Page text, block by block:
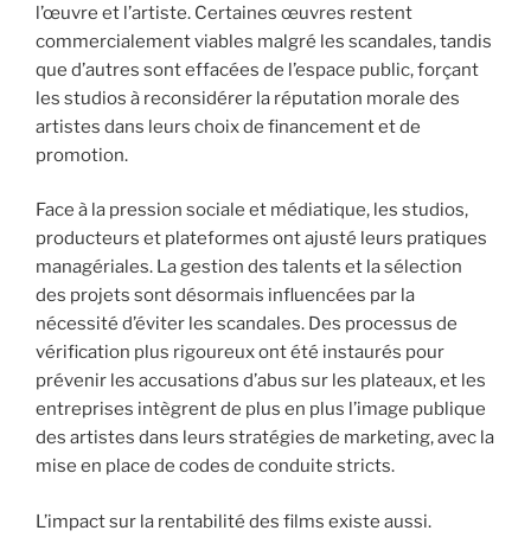
l’œuvre et l’artiste. Certaines œuvres restent
commercialement viables malgré les scandales, tandis
que d’autres sont effacées de l’espace public, forçant
les studios à reconsidérer la réputation morale des
artistes dans leurs choix de financement et de
promotion.
Face à la pression sociale et médiatique, les studios,
producteurs et plateformes ont ajusté leurs pratiques
managériales. La gestion des talents et la sélection
des projets sont désormais influencées par la
nécessité d’éviter les scandales. Des processus de
vérification plus rigoureux ont été instaurés pour
prévenir les accusations d’abus sur les plateaux, et les
entreprises intègrent de plus en plus l’image publique
des artistes dans leurs stratégies de marketing, avec la
mise en place de codes de conduite stricts.
L’impact sur la rentabilité des films existe aussi.